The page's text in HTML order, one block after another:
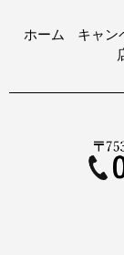
ホーム キャン